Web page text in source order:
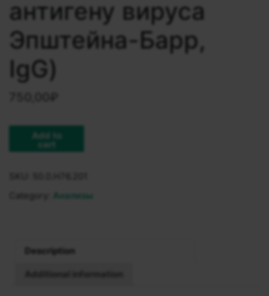
антигену вируса
Эпштейна-Барр,
IgG)
Add to
cart
Анализы
Description